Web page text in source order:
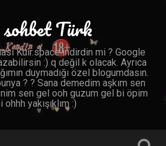
Türk
Kuir.space indirdin mi ? Google
:) q değil k olacak. Ayrıca
duymadığı özel blogumdasın.
? ? Sana demedim aşkım sen
sen gel ooh guzum gel bi öpim
ohhh yakışıklım :)